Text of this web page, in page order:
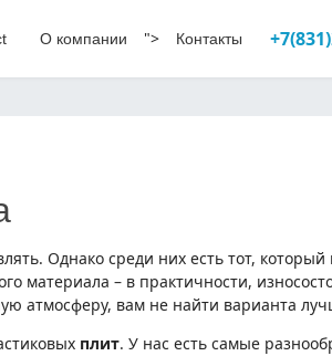
О компании "> Контакты
Однако среди них есть тот, который
материала – в практичности,
атмосферу, вам не найти варианта
плит. У нас есть самые